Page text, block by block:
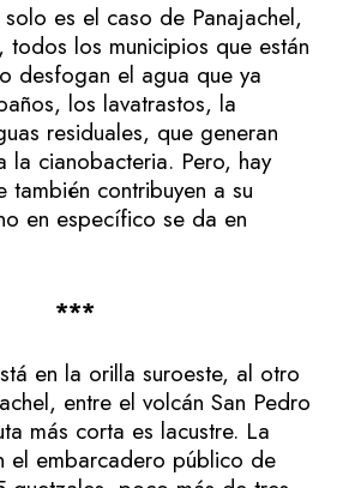
solo es el caso de Panajachel,
los municipios que están
desfogan el agua que ya
los lavatrastos, la
residuales, que generan
la cianobacteria. Pero, hay
también contribuyen a su
en específico se da en
***
en la orilla suroeste, al otro
entre el volcán San Pedro
más corta es lacustre. La
el embarcadero público de